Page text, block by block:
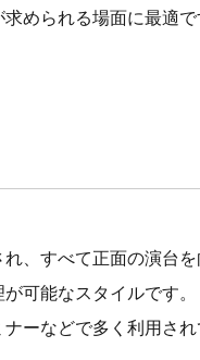
められる場面に最適で
、すべて正面の演台
可能なスタイルです
ーなどで多く利用され